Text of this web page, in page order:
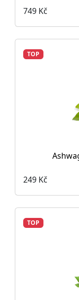
749 Kč
TOP
249 Kč
TOP